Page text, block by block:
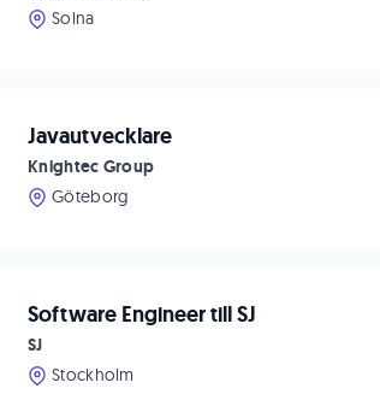
Solna
Javautvecklare
Knightec Group
Göteborg
Software Engineer till SJ
SJ
Stockholm